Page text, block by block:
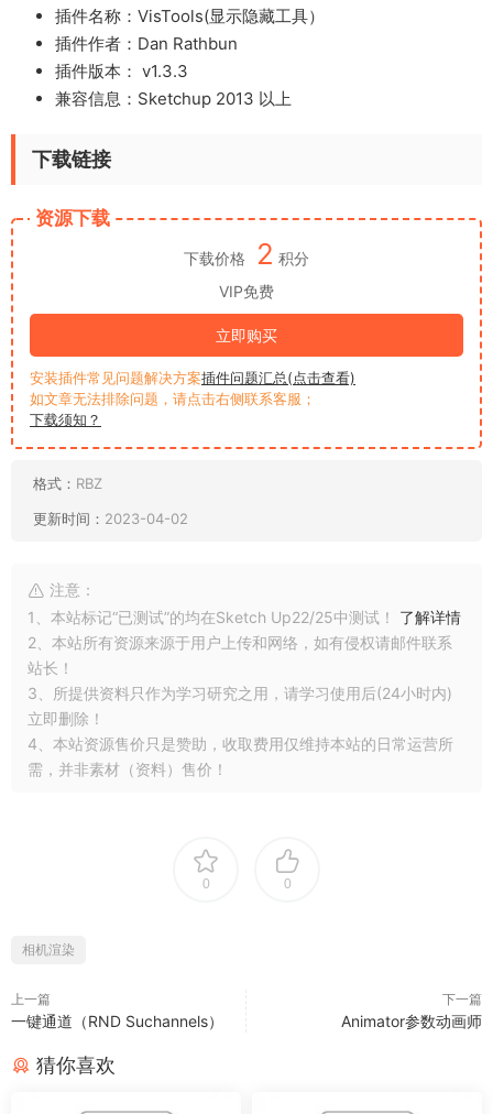
插件名称：VisTools(显示隐藏工具）
插件作者：Dan Rathbun
插件版本： v1.3.3
兼容信息：Sketchup 2013 以上
下载链接
资源下载
下载价格 2 积分
VIP免费
立即购买
安装插件常见问题解决方案插件问题汇总(点击查看)
如文章无法排除问题，请点击右侧联系客服；
下载须知？
格式： RBZ
更新时间： 2023-04-02
注意：
1、本站标记“已测试”的均在Sketch Up22/25中测试！ 了解详情
2、本站所有资源来源于用户上传和网络，如有侵权请邮件联系
站长！
3、所提供资料只作为学习研究之用，请学习使用后(24小时内)
立即删除！
4、本站资源售价只是赞助，收取费用仅维持本站的日常运营所
需，并非素材（资料）售价！
0 0
相机渲染
上一篇
一键通道（RND Suchannels）
下一篇
Animator参数动画师
猜你喜欢